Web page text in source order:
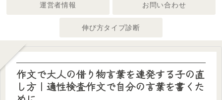
運営者情報 お問い合わせ
伸び方タイプ診断
作文で大人の借り物言葉を連発する子の直
し方｜適性検査作文で自分の言葉を書くた